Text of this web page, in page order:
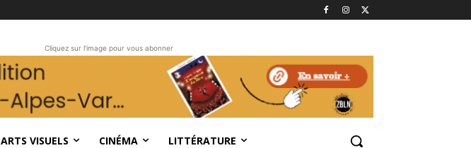
Cliquez sur l'image pour vous abonner
ARTS VISUELS CINÉMA LITTÉRATURE